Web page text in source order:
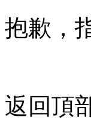
抱歉，
返回頂